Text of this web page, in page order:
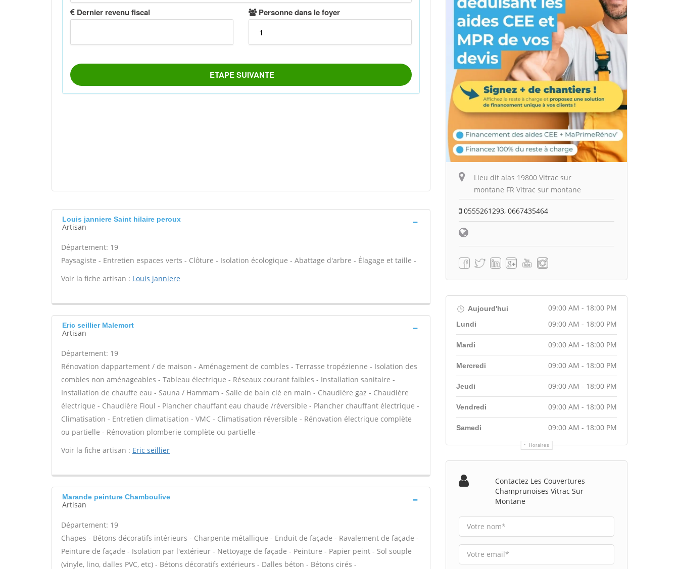
Louis janniere Saint hilaire peroux
Artisan
Département: 19
Paysagiste - Entretien espaces verts - Clôture - Isolation écologique - Abattage d'arbre - Élagage et taille -
Voir la fiche artisan : Louis janniere
Eric seillier Malemort
Artisan
Département: 19
Rénovation dappartement / de maison - Aménagement de combles - Terrasse tropézienne - Isolation des
combles non aménageables - Tableau électrique - Réseaux courant faibles - Installation sanitaire -
Installation de chauffe eau - Sauna / Hammam - Salle de bain clé en main - Chaudière gaz - Chaudière
électrique - Chaudière Fioul - Plancher chauffant eau chaude /réversible - Plancher chauffant électrique -
Climatisation - Entretien climatisation - VMC - Climatisation réversible - Rénovation électrique complète
ou partielle - Rénovation plomberie complète ou partielle -
Voir la fiche artisan : Eric seillier
Marande peinture Chamboulive
Artisan
Département: 19
Chapes - Bétons décoratifs intérieurs - Charpente métallique - Enduit de façade - Ravalement de façade -
Peinture de façade - Isolation par l'extérieur - Nettoyage de façade - Peinture - Papier peint - Sol souple
(vinyle, lino, dalles PVC, etc) - Bétons décoratifs extérieurs - Dalles béton - Bétons cirés -
Lieu dit alas 19800 Vitrac sur
montane FR Vitrac sur montane
0555261293, 0667435464
Aujourd'hui 09:00 AM - 18:00 PM
Horaires
Lundi 09:00 AM - 18:00 PM
Mardi 09:00 AM - 18:00 PM
Mercredi 09:00 AM - 18:00 PM
Jeudi 09:00 AM - 18:00 PM
Vendredi 09:00 AM - 18:00 PM
Samedi 09:00 AM - 18:00 PM
Contactez Les Couvertures
Champrunoises Vitrac Sur
Montane